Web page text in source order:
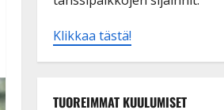
Klikkaa tästä!
TUOREIMMAT KUULUMISET